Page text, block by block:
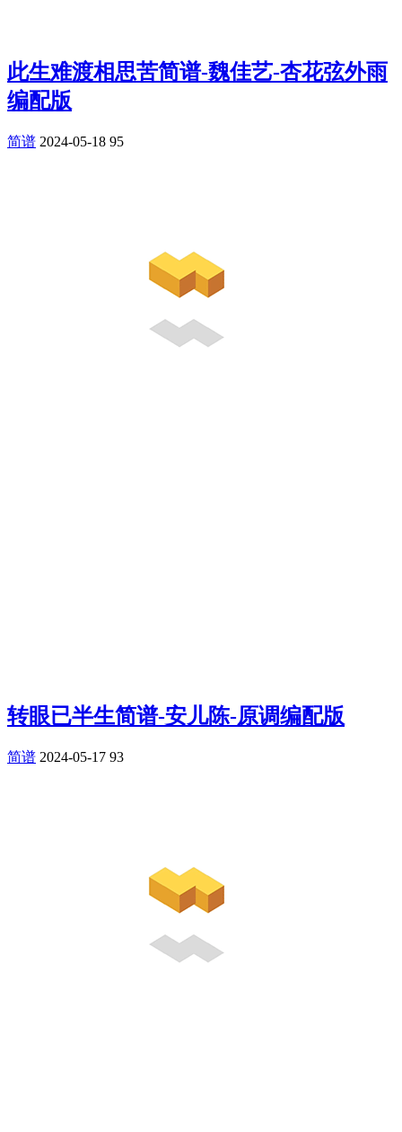
此生难渡相思苦简谱-魏佳艺-杏花弦外雨
编配版
简谱 2024-05-18 95
转眼已半生简谱-安儿陈-原调编配版
简谱 2024-05-17 93